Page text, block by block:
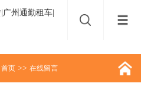
首页 >> 在线留言